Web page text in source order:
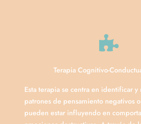
Terapia Cognitivo-
Esta terapia se centra en identificar
patrones de pensamiento negativos
pueden estar influyendo en